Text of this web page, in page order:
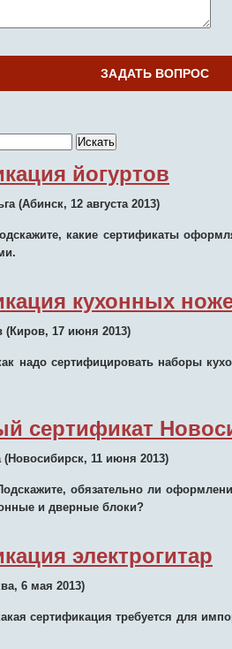
йогуртов
(Абинск, 12 августа 2013)
какие сертификаты
кухонных
(Киров, 17 июня 2013)
надо сертифицировать наборы
сертификат
(Новосибирск, 11 июня 2013)
обязательно ли
и дверные блоки?
электрогитар
6 мая 2013)
сертификация требуется для